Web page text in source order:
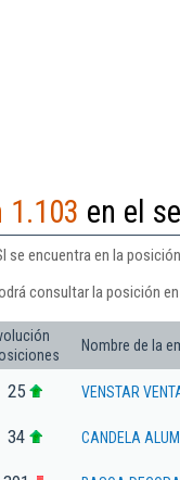
1.103 en el
se encuentra en la
consultar la posición
Nombre de la
25 VENSTAR
34 CANDELA